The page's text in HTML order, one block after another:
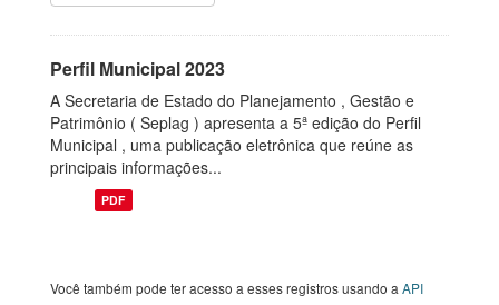
Perfil Municipal 2023
A Secretaria de Estado do Planejamento , Gestão e
Patrimônio ( Seplag ) apresenta a 5ª edição do Perfil
Municipal , uma publicação eletrônica que reúne as
principais informações...
PDF
Você também pode ter acesso a esses registros usando a API